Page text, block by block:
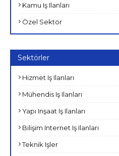
Kamu Iş Ilanları
Özel Sektör
Sektörler
Hizmet Iş Ilanları
Mühendis Iş Ilanları
Yapı Inşaat Iş Ilanları
Bilişim Internet Iş Ilanları
Teknik Işler